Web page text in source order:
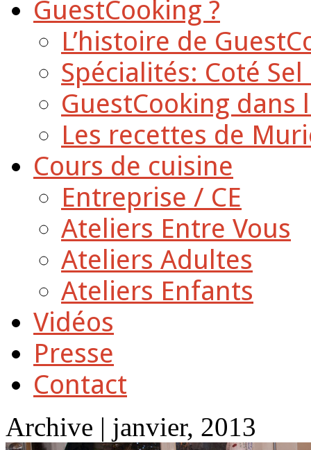
GuestCooking ?
L’histoire de
Spécialités: Coté
GuestCooking dans
Les recettes de
Cours de cuisine
Entreprise / CE
Ateliers Entre Vous
Ateliers Adultes
Ateliers Enfants
Vidéos
Presse
Contact
Archive | janvier, 2013